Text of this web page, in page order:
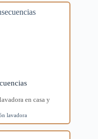
en casa y
lavadora